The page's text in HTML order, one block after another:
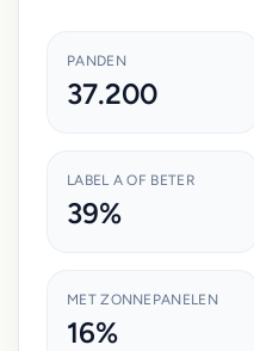
PANDEN
37.200
LABEL A OF BETER
39%
MET ZONNEPANELEN
16%